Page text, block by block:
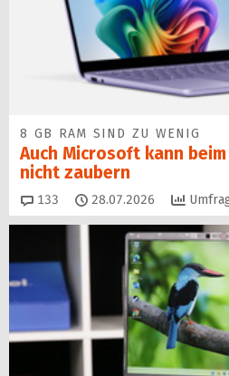
8 GB RAM SIND ZU WENIG
Auch Microsoft kann
nicht zaubern
133 Kommentare
28.07.2026